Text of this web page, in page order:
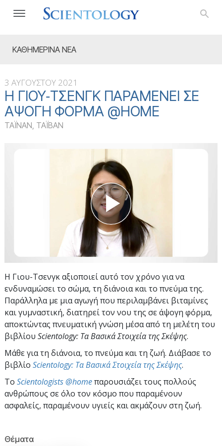
ΚΑΘΗΜΕΡΙΝΑ ΝΕΑ
3 ΑΥΓΟΥΣΤΟΥ 2021
Η ΓΙΟΥ‑ΤΣΕΝΓΚ ΠΑΡΑΜΈΝΕΙ ΣΕ
ΆΨΟΓΗ ΦΌΡΜΑ @HOME
ΤΑΪΝΑΝ, ΤΑΪΒΑΝ
Η Γιου-Τσενγκ αξιοποιεί αυτό τον χρόνο για να
ενδυναμώσει το σώμα, τη διάνοια και το πνεύμα της.
Παράλληλα με μια αγωγή που περιλαμβάνει βιταμίνες
και γυμναστική, διατηρεί τον νου της σε άψογη φόρμα,
αποκτώντας πνευματική γνώση μέσα από τη μελέτη του
βιβλίου Scientology: Τα Βασικά Στοιχεία της Σκέψης.
Μάθε για τη διάνοια, το πνεύμα και τη ζωή. Διάβασε το
βιβλίο Scientology: Τα Βασικά Στοιχεία της Σκέψης.
To Scientologists @homeπαρουσιάζει τους πολλούς
ανθρώπους σε όλο τον κόσμο που παραμένουν
ασφαλείς, παραμένουν υγιείς και ακμάζουν στη ζωή.
Θέματα